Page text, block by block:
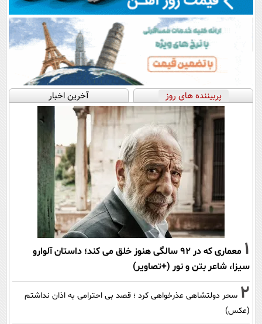
پربیننده های روز آخرین اخبار
1
معماری که در 92 سالگی هنوز خلق می کند؛ داستان آلوارو
سیزا، شاعر بتن و نور (+تصاویر)
2 سحر دولتشاهی عذرخواهی کرد ؛ قصد بی احترامی به اذان نداشتم
(عکس)